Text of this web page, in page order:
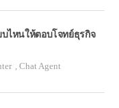
บไหนให้ตอบโจทย์ธุรกิจ
,Chat Agent